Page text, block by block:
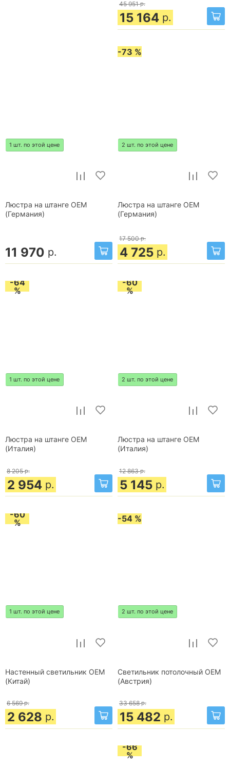
45 951 р.
15 164 р.
1 шт. по этой цене
Люстра на штанге OEM
(Германия)
11 970 р.
-73 %
2 шт. по этой цене
Люстра на штанге OEM
(Германия)
17 500 р.
4 725 р.
-64
%
1 шт. по этой цене
Люстра на штанге OEM
(Италия)
8 205 р.
2 954 р.
-60
%
2 шт. по этой цене
Люстра на штанге OEM
(Италия)
12 863 р.
5 145 р.
-60
%
1 шт. по этой цене
Настенный светильник OEM
(Китай)
6 569 р.
2 628 р.
-54 %
2 шт. по этой цене
Светильник потолочный OEM
(Австрия)
33 658 р.
15 482 р.
-66
%